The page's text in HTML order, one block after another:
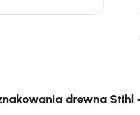
drewna Stihl